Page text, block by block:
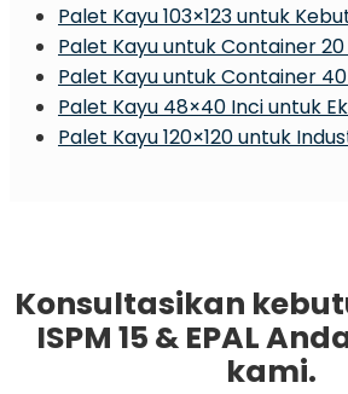
Palet Kayu 103×123 untuk
Palet Kayu untuk Container
Palet Kayu untuk Container
Palet Kayu 48×40 Inci untuk
Palet Kayu 120×120 untuk
Konsultasikan
ISPM 15 & EPAL
kami.